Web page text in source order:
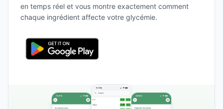
en temps réel et vous montre exactement comment
chaque ingrédient affecte votre glycémie.